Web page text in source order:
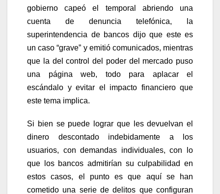
gobierno capeó el temporal abriendo una
cuenta de denuncia telefónica, la
superintendencia de bancos dijo que este es
un caso “grave” y emitió comunicados, mientras
que la del control del poder del mercado puso
una página web, todo para aplacar el
escándalo y evitar el impacto financiero que
este tema implica.
Si bien se puede lograr que les devuelvan el
dinero descontado indebidamente a los
usuarios, con demandas individuales, con lo
que los bancos admitirían su culpabilidad en
estos casos, el punto es que aquí se han
cometido una serie de delitos que configuran